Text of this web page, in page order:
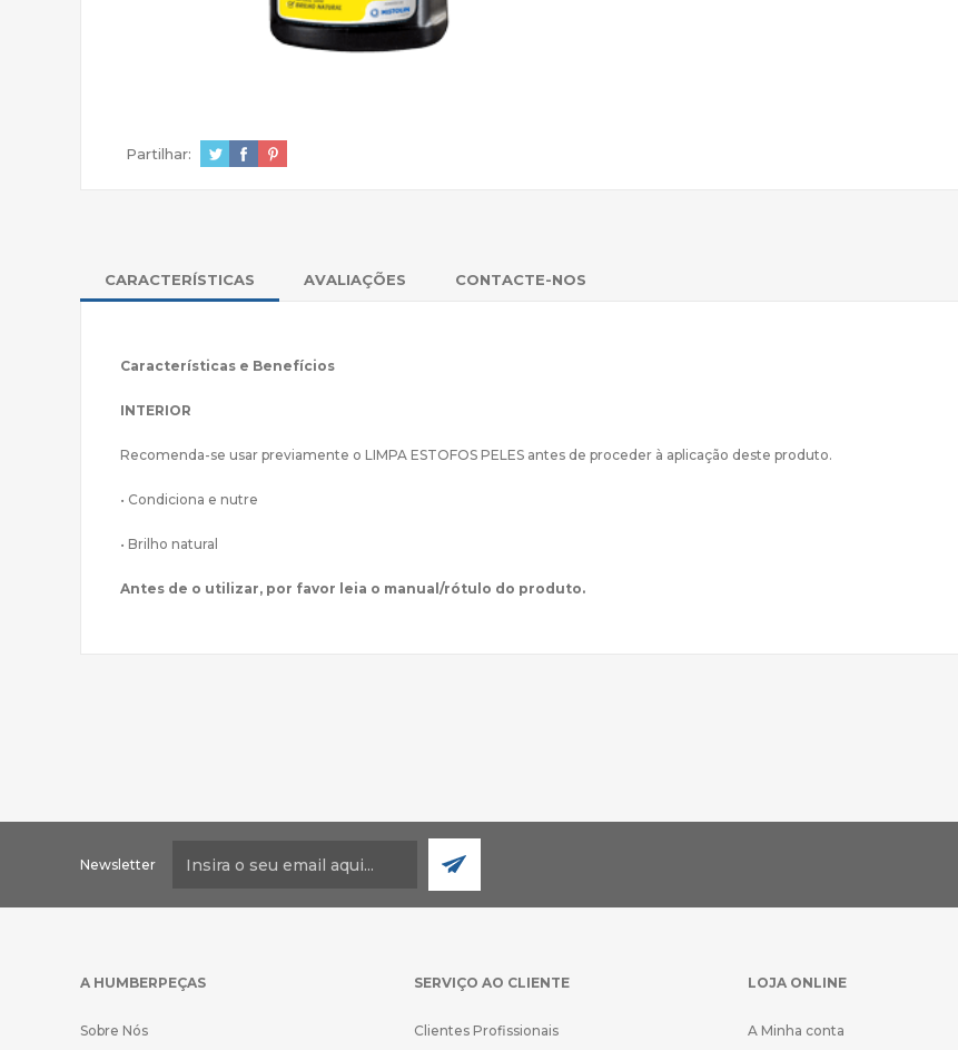
Partilhar:
CARACTERÍSTICAS AVALIAÇÕES CONTACTE-NOS
Características e Benefícios
INTERIOR
Recomenda-se usar previamente o LIMPA ESTOFOS PELES antes de proceder à aplicação deste produto.
• Condiciona e nutre
• Brilho natural
Antes de o utilizar, por favor leia o manual/rótulo do produto.
Newsletter
A HUMBERPEÇAS
Sobre Nós
SERVIÇO AO CLIENTE
Clientes Profissionais
LOJA ONLINE
A Minha conta